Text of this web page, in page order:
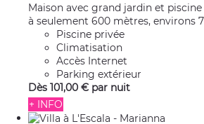
Maison avec grand jardin et
à seulement 600 mètres, environs
Piscine privée
Climatisation
Accès Internet
Parking extérieur
Dès 101,00 € par nuit
+ INFO